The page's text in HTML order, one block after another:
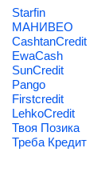
Starfin
МАНИВЕО
CashtanCredit
EwaCash
SunCredit
Pango
Firstcredit
LehkoCredit
Твоя Позика
Треба Кредит